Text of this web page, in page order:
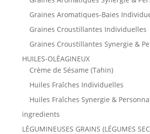
Graines Aromatiques-Baies
Graines Croustillantes Individuelles
Graines Croustillantes Synergie &
HUILES-OLÉAGINEUX
Crème de Sésame (Tahin)
Huiles Fraîches Individuelles
Huiles Fraîches Synergie &
ingredients
LÉGUMINEUSES GRAINS (LÉGUMES